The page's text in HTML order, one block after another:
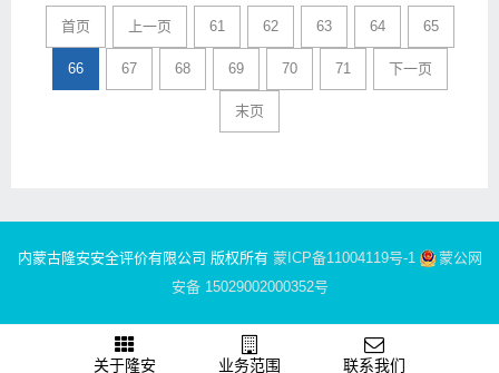
首页 上一页 61 62 63 64 65
66 67 68 69 70 71 下一页
末页
内蒙古隆安安全评价有限公司 版权所有 蒙ICP备11004119号-1
蒙公网
安备 15029002000352号
关于隆安 业务范围 联系我们